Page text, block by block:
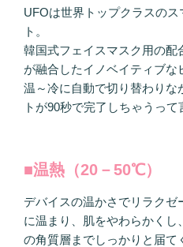
UFOは世界トップクラスの
ト。
韓国式フェイスマスク用の配
が融合したイノベイティブな
温～冷に自動で切り替わりな
トが90秒で完了しちゃうって
■温熱（20－50℃）
デバイスの温かさでリラクゼ
に温まり、肌をやわらかく
の角質層までしっかりと届て